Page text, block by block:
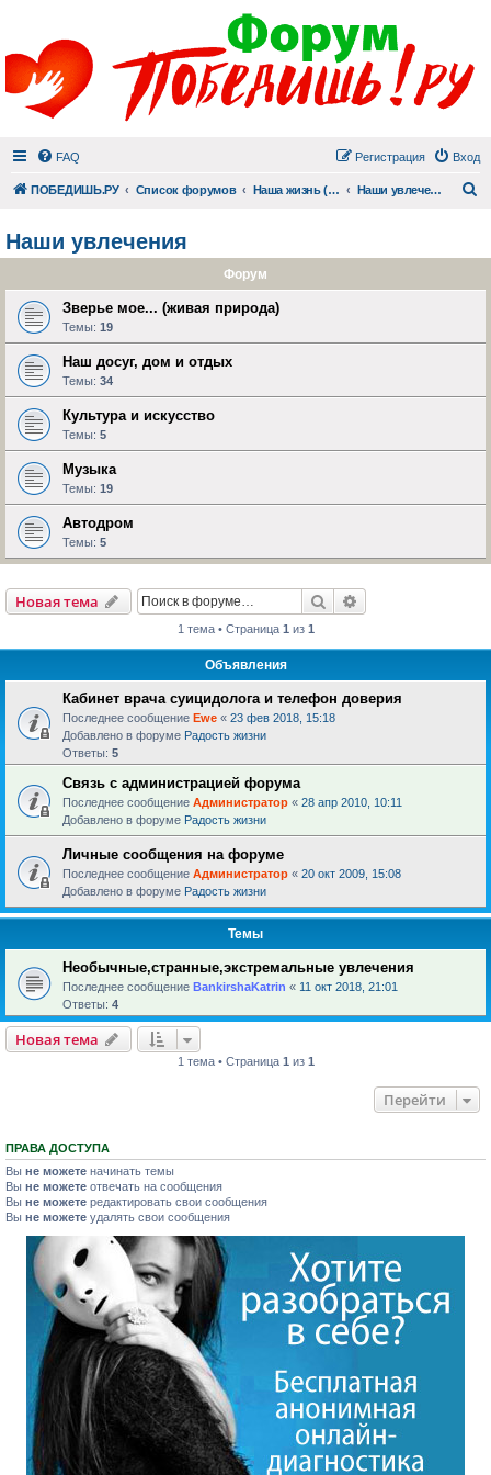
FAQ Вход
Регистрация
ПОБЕДИШЬ.РУ Список форумов Наша жизнь (не всё же о суициде!) Наши увлечения
Наши увлечения
Форум
Зверье мое... (живая природа)
Темы: 19
Наш досуг, дом и отдых
Темы: 34
Культура и искусство
Темы: 5
Музыка
Темы: 19
Автодром
Темы: 5
Новая тема Поиск
1 тема • Страница 1 из 1
Объявления
Кабинет врача суицидолога и телефон доверия
Последнее сообщение Ewe « 23 фев 2018, 15:18
Добавлено в форуме Радость жизни
Ответы: 5
Связь с администрацией форума
Последнее сообщение Администратор « 28 апр 2010, 10:11
Добавлено в форуме Радость жизни
Личные сообщения на форуме
Последнее сообщение Администратор « 20 окт 2009, 15:08
Добавлено в форуме Радость жизни
Темы
Необычные,странные,экстремальные увлечения
Последнее сообщение BankirshaKatrin « 11 окт 2018, 21:01
Ответы: 4
Новая тема
1 тема • Страница 1 из 1
Перейти
ПРАВА ДОСТУПА
Вы не можете начинать темы
Вы не можете отвечать на сообщения
Вы не можете редактировать свои сообщения
Вы не можете удалять свои сообщения